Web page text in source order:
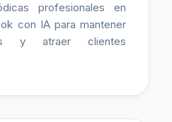
profesionales en
con IA para mantener
y atraer clientes